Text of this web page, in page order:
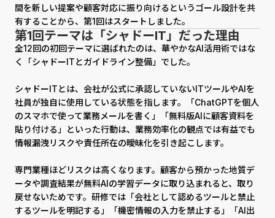
間を新しい提案や顧客対応に振り向けるというゴール設計を共
有することから、第1回はスタートしました。
第1回テーマは「シャドーIT」だった理由
全12回の初回テーマに選ばれたのは、華やかなAI活用術ではな
く「シャドーITとガイドライン整備」でした。
シャドーITとは、会社が公式に承認していないITツールやAIを
社員が独自に使用している状態を指します。「ChatGPTを個人
のスマホで使って業務メールを書く」「無料版AIに顧客資料を
貼り付ける」といった行動は、業務効率化の観点では有益でも
情報漏洩リスクや責任所在の曖昧化を引き起こします。
専門業種ほどリスクは高くなります。顧客から預かった地質デ
ータや調査結果が無料AIの学習データに取り込まれると、取り
戻せないためです。研修では「会社として認めるツールと禁止
するツールを明記する」「機密情報の入力を禁止する」「AI出